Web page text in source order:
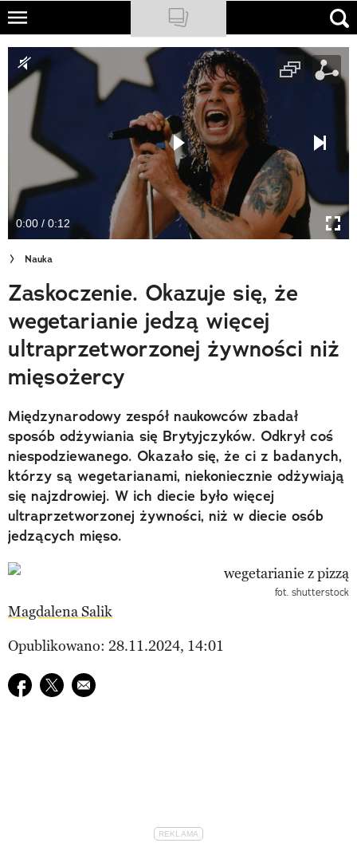
Skip
main
content
NATIONAL GEOGRAPHIC
TRAVELER
PODCASTY
Newsletter
Cuda Polski
Wielki Konkurs Fotograficzny
Trendbook Podróżniczy
Polecane
0:00 / 0:12
Nauka
Zaskoczenie. Okazuje się, że
wegetarianie jedzą więcej
ultraprzetworzonej żywności niż
mięsożercy
Międzynarodowy zespół naukowców zbadał
sposób odżywiania się Brytyjczyków. Odkrył coś
niespodziewanego. Okazało się, że ci z badanych,
którzy są wegetarianami, niekoniecznie odżywiają
się najzdrowiej. W ich diecie było więcej
ultraprzetworzonej żywności, niż w diecie osób
jedzących mięso.
fot. shutterstock
Magdalena Salik
Opublikowano: 28.11.2024, 14:01
Udostępnij na facebook
Udostępnij na twitter
E-mail do przyjaciela